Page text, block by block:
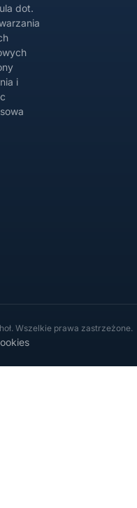
dot.
i
Wszelkie prawa zastrzeżone.